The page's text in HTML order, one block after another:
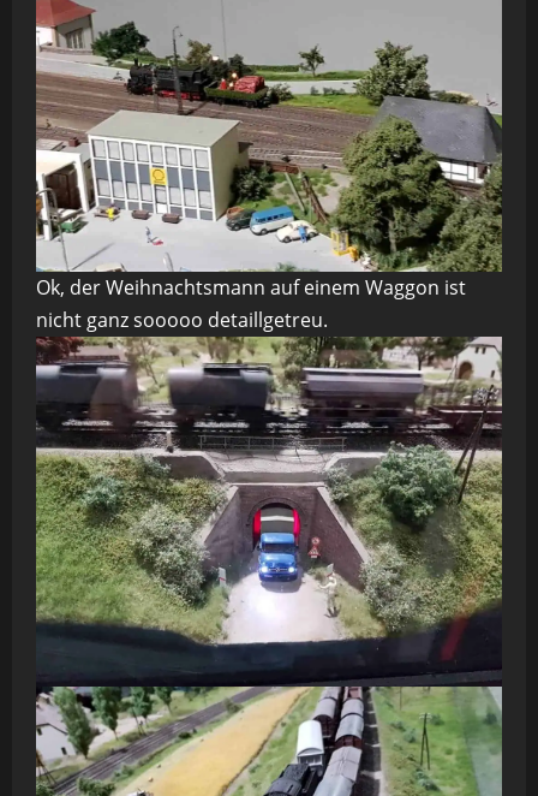
Ok, der Weihnachtsmann auf einem Waggon ist
nicht ganz sooooo detaillgetreu.